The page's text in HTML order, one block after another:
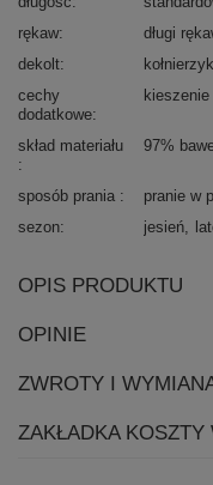
rękaw
długi
dekolt
kołnierzyk
cechy
dodatkowe
kieszenie
skład materiału 97%
sposób prania
pranie w
sezon
jesień
OPIS PRODUKTU
OPINIE
ZWROTY I
ZAKŁADKA KOSZTY